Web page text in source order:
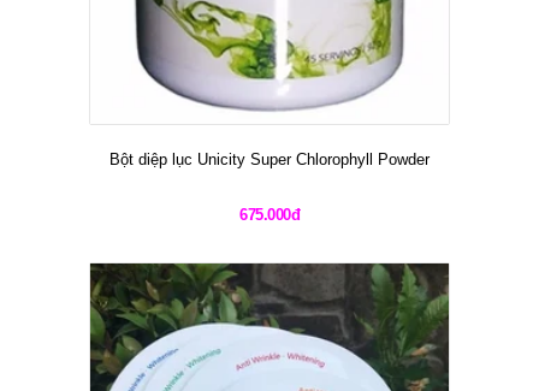
Bột diệp lục Unicity Super Chlorophyll Powder
675.000đ